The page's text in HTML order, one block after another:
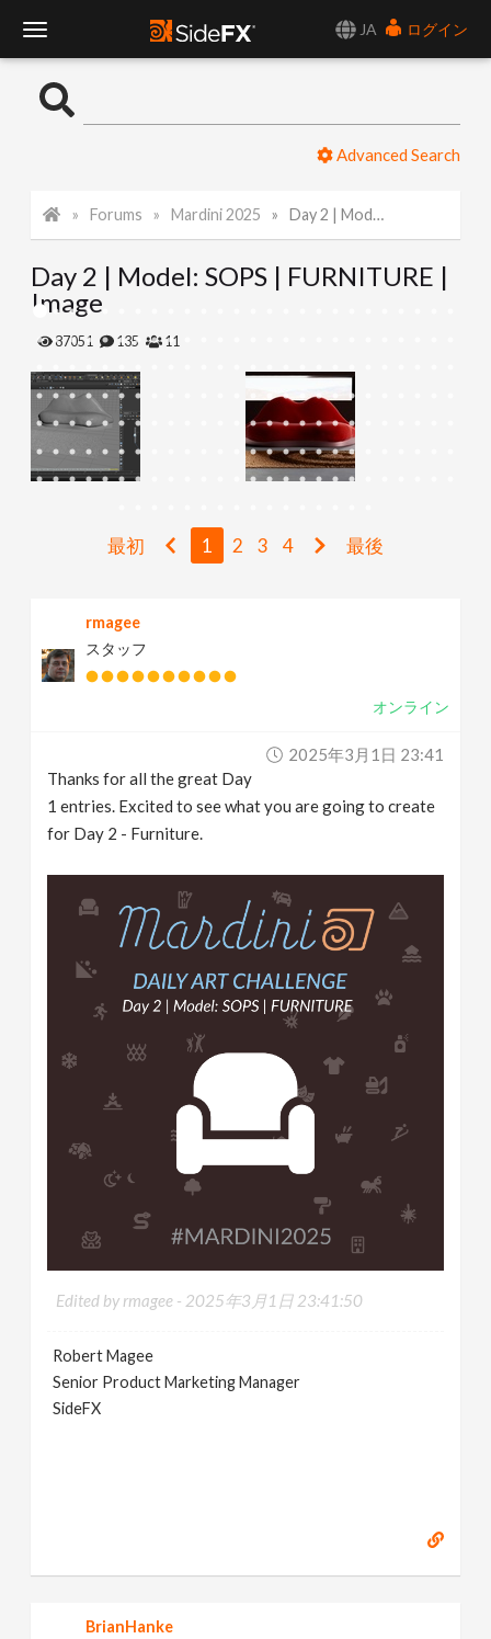
JA
ログイン
o
l
e
N
a
Advanced Search
Forums Mardini 2025 Day 2 | Model: SOPS | FURNITURE | Image
Day 2 | Model: SOPS | FURNITURE |
Image
87051 135 11
最初 1 2 3 4 最後
rmagee
スタッフ
オンライン
2025年3月1日 23:41
Thanks for all the great Day
1 entries. Excited to see what you are going to create
for Day 2 - Furniture.
Edited by rmagee - 2025年3月1日 23:41:50
Robert Magee
Senior Product Marketing Manager
SideFX
BrianHanke